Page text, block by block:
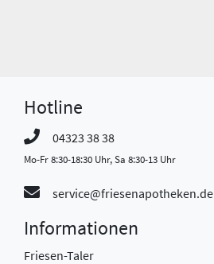
Hotline
04323 38 38
Mo-Fr 8:30-18:30 Uhr, Sa 8:30-13 Uhr
service@friesenapotheken.de
Informationen
Friesen-Taler